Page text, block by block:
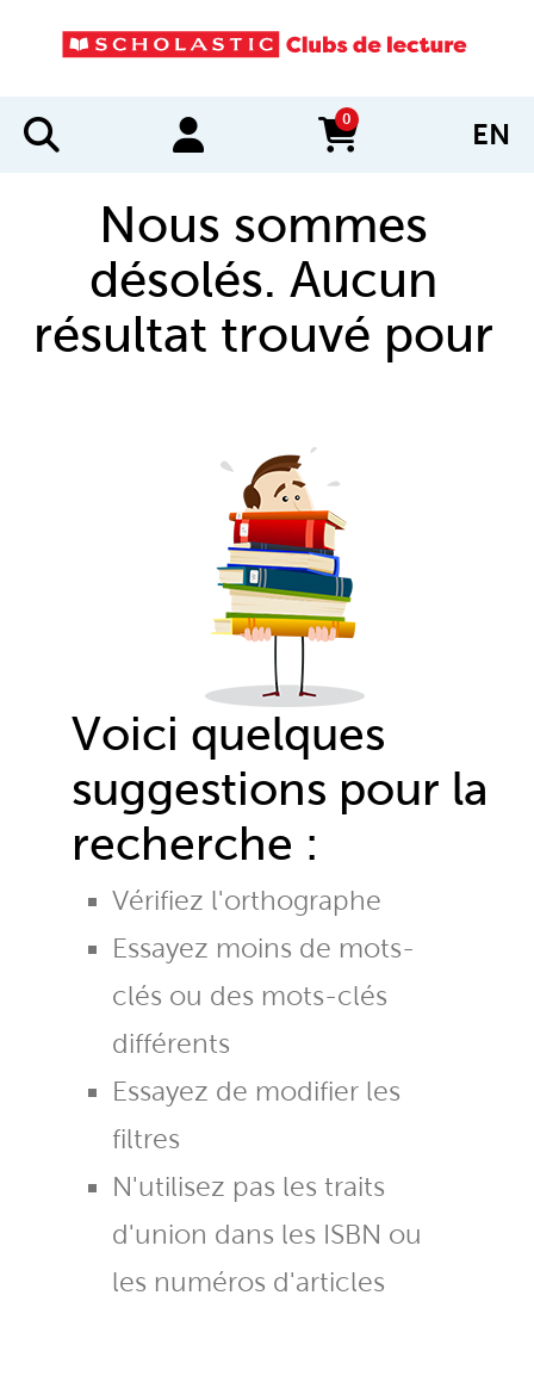
0
items in cart EN
Nous sommes
désolés. Aucun
résultat trouvé pour
Voici quelques
suggestions pour la
recherche :
Vérifiez l'orthographe
Essayez moins de mots-
clés ou des mots-clés
différents
Essayez de modifier les
filtres
N'utilisez pas les traits
d'union dans les ISBN ou
les numéros d'articles